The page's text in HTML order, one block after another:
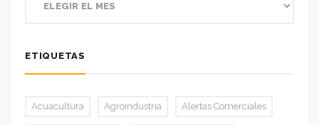
ETIQUETAS
Acuacultura Agroindustria Alertas Comerciales